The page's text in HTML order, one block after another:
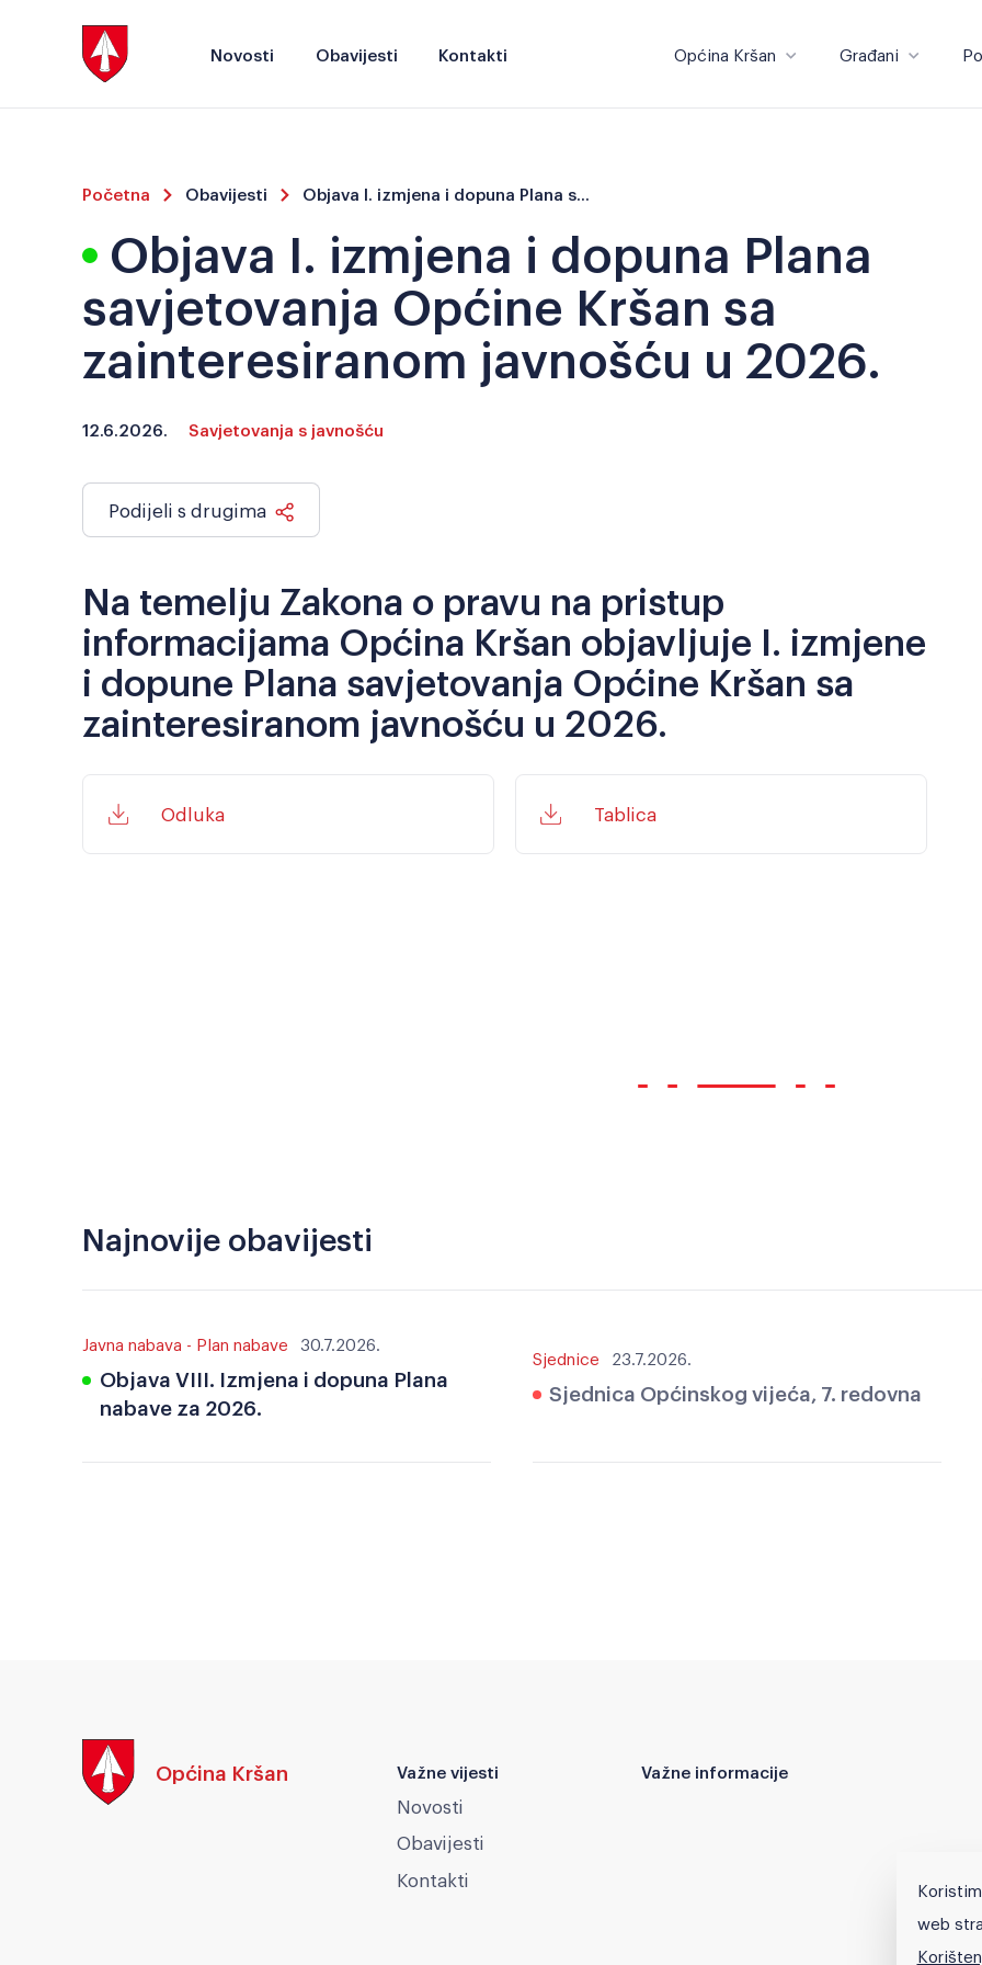
Novosti Obavijesti Kontakti Općina Kršan Građani
Početna Obavijesti Objava I. izmjena i dopuna Plana savjetovanja Općine Kršan sa zainteresiranom javnošću u 2026.
Objava I. izmjena i dopuna Plana
savjetovanja Općine Kršan sa
zainteresiranom javnošću u 2026.
12.6.2026. Savjetovanja s javnošću
Podijeli s drugima
Na temelju Zakona o pravu na pristup
informacijama Općina Kršan objavljuje I. izmjene
i dopune Plana savjetovanja Općine Kršan sa
zainteresiranom javnošću u 2026.
Odluka Tablica
Najnovije obavijesti
Javna nabava - Plan nabave 30.7.2026.
Objava VIII. Izmjena i dopuna Plana
nabave za 2026.
Sjednice 23.7.2026.
Sjednica Općinskog vijeća, 7. redovna
Općina Kršan Važne vijesti
Novosti
Obavijesti
Kontakti
Važne informacije
web